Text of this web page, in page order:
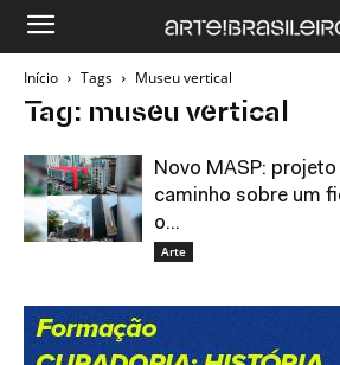
Início Tags Museu vertical
Tag: museu vertical
Novo MASP:
caminho sobre um
o...
Arte